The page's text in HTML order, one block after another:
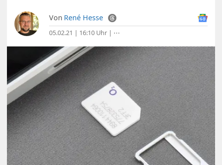
Von René Hesse
05.02.21 | 16:10 Uhr | ⋯